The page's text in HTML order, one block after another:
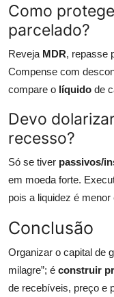
Como
parcelado?
Reveja MDR, repasse
Compense com
compare o líquido de
Devo
recesso?
Só se tiver passivos/
em moeda forte.
pois a liquidez é menor
Conclusão
Organizar o capital de
milagre”; é construir
de recebíveis, preço e